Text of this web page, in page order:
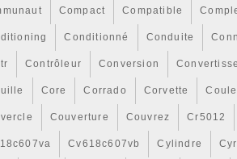
Compact Compatible
Conditionné Conduite
Contrôleur Conversion
Core Corrado Corvette
Couverture Couvrez Cr5012
Cv618c607vb Cylindre